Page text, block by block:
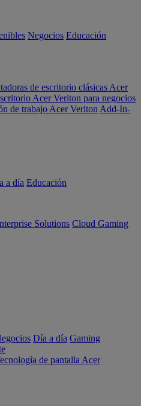
Negocios Educación
de escritorio clásicas Acer
Acer Veriton para negocios
de trabajo Acer Veriton Add-In-
a día Educación
Solutions Cloud Gaming
Día a día Gaming
de pantalla Acer